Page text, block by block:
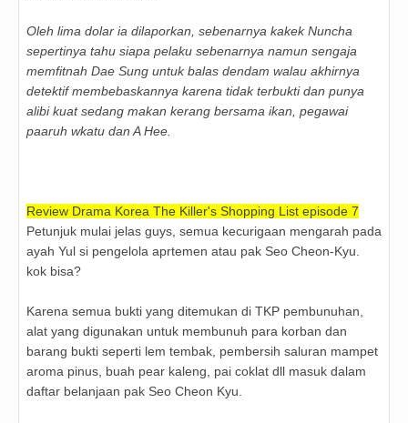
Oleh lima dolar ia dilaporkan, sebenarnya kakek Nuncha
sepertinya tahu siapa pelaku sebenarnya namun sengaja
memfitnah Dae Sung untuk balas dendam walau akhirnya
detektif membebaskannya karena tidak terbukti dan punya
alibi kuat sedang makan kerang bersama ikan, pegawai
paaruh wkatu dan A Hee.
Review Drama Korea The Killer's Shopping List episode 7
Petunjuk mulai jelas guys, semua kecurigaan mengarah pada
ayah Yul si pengelola aprtemen atau pak Seo Cheon-Kyu.
kok bisa?
Karena semua bukti yang ditemukan di TKP pembunuhan,
alat yang digunakan untuk membunuh para korban dan
barang bukti seperti lem tembak, pembersih saluran mampet
aroma pinus, buah pear kaleng, pai coklat dll masuk dalam
daftar belanjaan pak Seo Cheon Kyu.